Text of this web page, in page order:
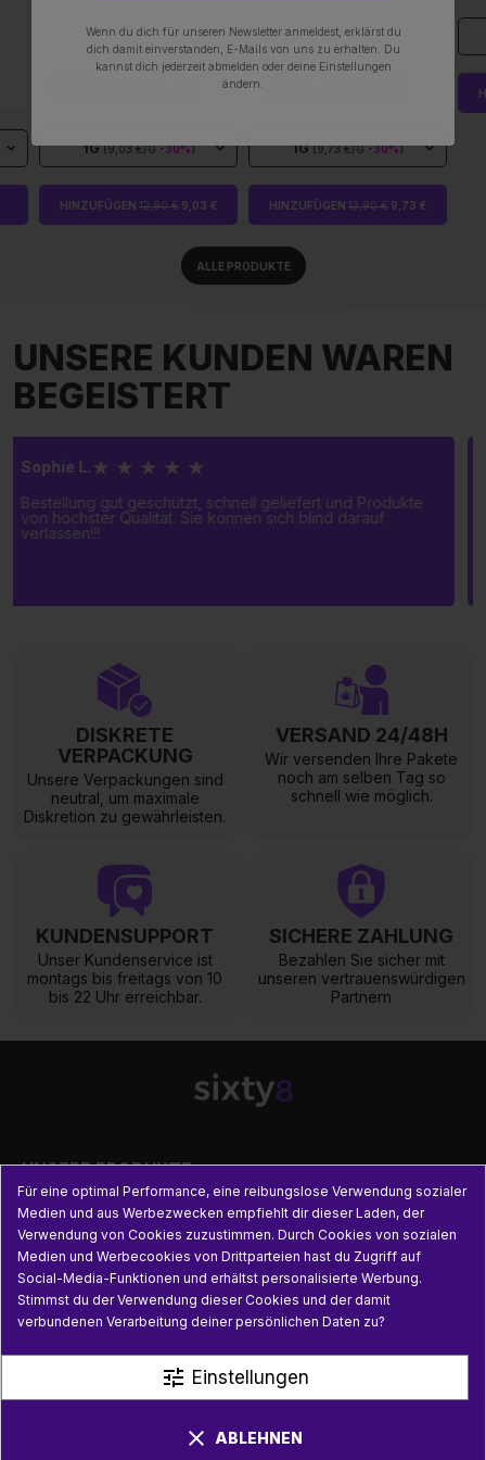
1G(9,03 €/G-30%)
HINZUFÜGEN 12,90 € 9,03 €
1G(9,73 €/G-30%)
HINZUFÜGEN 13,90 € 9,73 €
ALLE PRODUKTE
UNSERE KUNDEN WAREN
BEGEISTERT
Clara P.★ ★ ★ ★ ☆
Auf der Suche nach Produkten, die intensiv entspannen,
wurde ich fündig! Allerdings war ich enttäuscht, dass ich
meine Bestellung einige Stunden vor Beginn der Aktion
DISKRETE
VERPACKUNG
Unsere Verpackungen sind
neutral, um maximale
Diskretion zu gewährleisten.
VERSAND 24/48H
Wir versenden Ihre Pakete
noch am selben Tag so
schnell wie möglich.
KUNDENSUPPORT
Unser Kundenservice ist
montags bis freitags von 10
bis 22 Uhr erreichbar.
SICHERE ZAHLUNG
Bezahlen Sie sicher mit
unseren vertrauenswürdigen
Partnern
UNSERE PRODUKTE 
PRAKTISCHE INFORMATIONEN 
NÜTZLICHE LINKS
Für eine optimal Performance, eine reibungslose Verwendung sozialer
Medien und aus Werbezwecken empfiehlt dir dieser Laden, der
Verwendung von Cookies zuzustimmen. Durch Cookies von sozialen
Medien und Werbecookies von Drittparteien hast du Zugriff auf
Social-Media-Funktionen und erhältst personalisierte Werbung.
Stimmst du der Verwendung dieser Cookies und der damit
verbundenen Verarbeitung deiner persönlichen Daten zu?
tune Einstellungen
clear ABLEHNEN
Wenn du dich für unseren Newsletter anmeldest, erklärst du
dich damit einverstanden, E-Mails von uns zu erhalten. Du
kannst dich jederzeit abmelden oder deine Einstellungen
ändern.